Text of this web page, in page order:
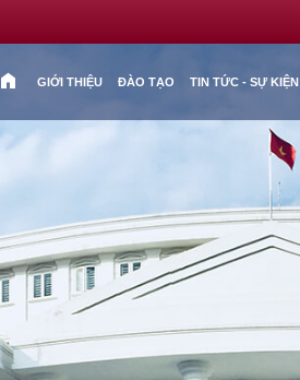
home GIỚI THIỆU ĐÀO TẠO TIN TỨC - SỰ KIỆN